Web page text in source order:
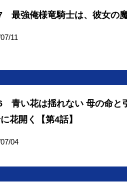
最強俺様竜騎士は、彼女の
11
青い花は揺れない 母の命と
花開く【第4話】
04